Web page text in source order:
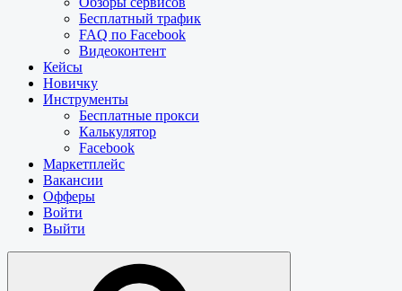
Бесплатный трафик
FAQ по Facebook
Видеоконтент
Кейсы
Новичку
Инструменты
Бесплатные прокси
Калькулятор
Facebook
Маркетплейс
Вакансии
Офферы
Войти
Выйти